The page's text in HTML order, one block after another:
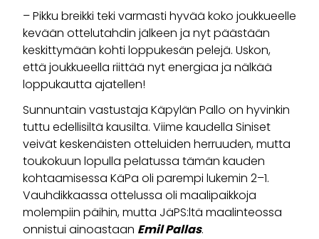
– Pikku breikki teki varmasti hyvää koko joukkueelle
kevään ottelutahdin jälkeen ja nyt päästään
keskittymään kohti loppukesän pelejä. Uskon,
että joukkueella riittää nyt energiaa ja nälkää
loppukautta ajatellen!
Sunnuntain vastustaja Käpylän Pallo on hyvinkin
tuttu edellisiltä kausilta. Viime kaudella Siniset
veivät keskenäisten otteluiden herruuden, mutta
toukokuun lopulla pelatussa tämän kauden
kohtaamisessa KäPa oli parempi lukemin 2–1.
Vauhdikkaassa ottelussa oli maalipaikkoja
molempiin päihin, mutta JäPS:ltä maalinteossa
onnistui ainoastaan Emil Pallas.